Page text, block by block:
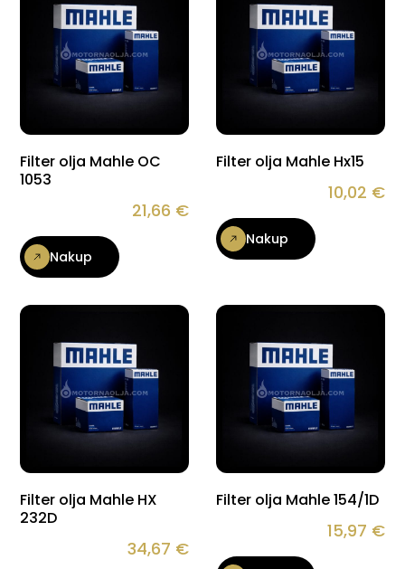
Filter olja Mahle OC
1053
21,66 €
Nakup
Filter olja Mahle Hx15
10,02 €
Nakup
Filter olja Mahle HX
232D
34,67 €
Filter olja Mahle 154/1D
15,97 €